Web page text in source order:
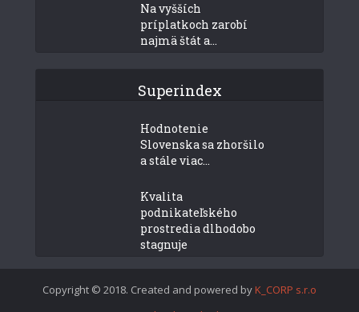
Na vyšších
príplatkoch zarobí
najmä štát a...
Superindex
Hodnotenie
Slovenska sa zhoršilo
a stále viac...
Kvalita
podnikateľského
prostredia dlhodobo
stagnuje
Copyright © 2018. Created and powered by K_CORP s.r.o